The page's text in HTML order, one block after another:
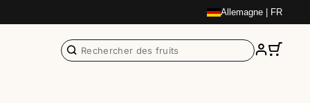
Allemagne | FR